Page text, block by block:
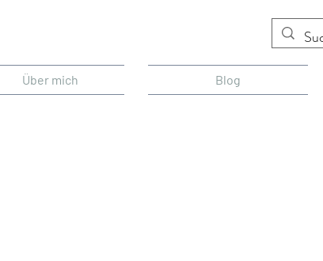
Über mich Blog